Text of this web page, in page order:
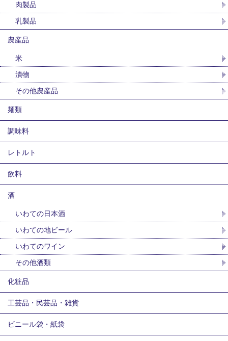
肉製品
乳製品
農産品
米
漬物
その他農産品
麺類
調味料
レトルト
飲料
酒
いわての日本酒
いわての地ビール
いわてのワイン
その他酒類
化粧品
工芸品・民芸品・雑貨
ビニール袋・紙袋